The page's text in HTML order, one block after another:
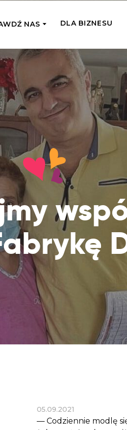
posiłek z okazji Dnia
część swojego
podopiecznym
tam, gdzie jest teraz
potrzebujących w
uczynkami
niewidomego Charbela i
NAS
Zespół Fundacji
Poznaj listonoszy przekazanego
Ciebie wsparcia
Jak pomagamy
Karmimy, Leczymy, Uczymy,
Pracę – sprawdź co to oznacza w
praktyce
Co już zrobiliśmy
Przeczytaj historie ludzi, którym już
pomogliśmy
Gdzie działamy
Sprawdź listę miejsc, do których
Twoja pomoc
Sprawozdania
Zweryfikuj, w jaki sposób wydajemy
przekazane Darowizny
Cele statutowe
Sprawdź cele naszej organizacji
DLA BIZNESU
05.09.2021
— Codziennie modlę